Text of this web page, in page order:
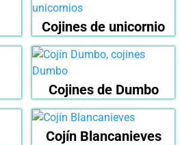
Cojines de unicornio
Cojines de Dumbo
Cojín Blancanieves